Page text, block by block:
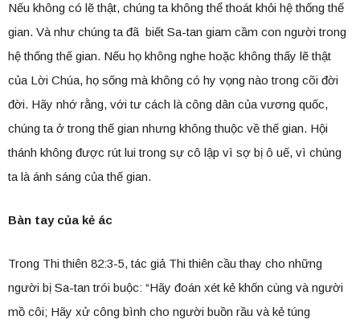
Nếu không có lẽ thật, chúng ta không thể thoát khỏi hệ thống thế
gian. Và như chúng ta đã biết Sa-tan giam cầm con người trong
hệ thống thế gian. Nếu họ không nghe hoặc không thấy lẽ thật
của Lời Chúa, họ sống mà không có hy vọng nào trong cõi đời
đời. Hãy nhớ rằng, với tư cách là công dân của vương quốc,
chúng ta ở trong thế gian nhưng không thuộc về thế gian. Hội
thánh không được rút lui trong sự cô lập vì sợ bị ô uế, vì chúng
ta là ánh sáng của thế gian.
Bàn tay của kẻ ác
Trong Thi thiên 82:3-5, tác giả Thi thiên cầu thay cho những
người bị Sa-tan trói buộc: “Hãy đoán xét kẻ khốn cùng và người
mồ côi; Hãy xử công bình cho người buồn rầu và kẻ túng